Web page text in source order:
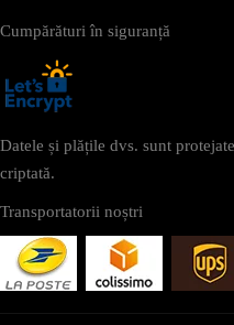
Cumpărături în siguranță
Datele și plățile dvs. sunt
criptată.
Transportatorii noștri